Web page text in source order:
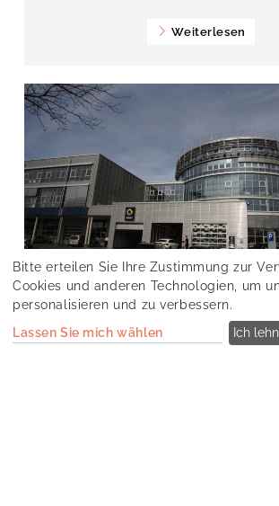
Weiterlesen
Sternauto – Analyse von zwei
Bitte erteilen Sie Ihre Zustimmung zur
Cookies und anderen Technologien, um
personalisieren und zu verbessern.
Lassen Sie mich wählen
Ich